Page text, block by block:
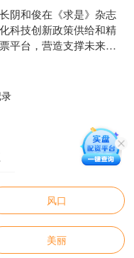
阴和俊在《求是》杂志
科技创新政策供给和精
平台，营造支撑未来产
风口
美丽